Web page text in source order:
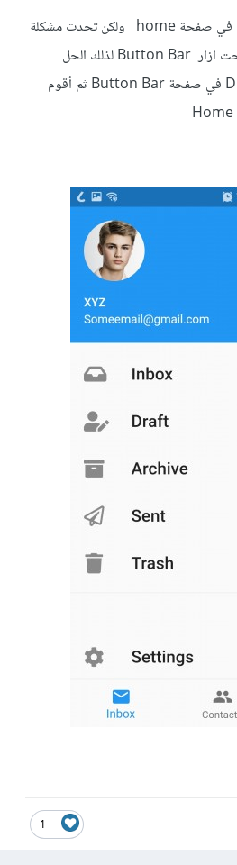
طبعا حاولت اضع Drawer في صفحة home ولكن تحدث مشكلة
وهيا ان Drawer يأتي تحت ازار Button Bar لذلك الحل
الوحيد لدي ان اضع Drawer في صفحة Button Bar ثم أقوم
1